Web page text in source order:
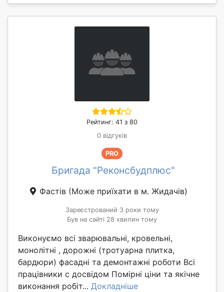
Рейтинг: 41 з 80
0 відгуків
PRO
Бригада "Реконсбудплюс"
Фастів (Може приїхати в м. Жидачів)
Зареєстрований 3 роки тому
Був на сайті 28 хвилин тому
Виконуємо всі зварювальні, кровельні,
монолітні , дорожні (тротуарна плитка,
бардюри) фасадні та демонтажні роботи Всі
працівники с досвідом Помірні ціни та якічне
виконання робіт... Докладніше